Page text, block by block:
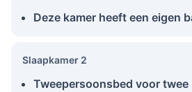
Deze kamer heeft een eigen
Slaapkamer 2
Tweepersoonsbed voor twee